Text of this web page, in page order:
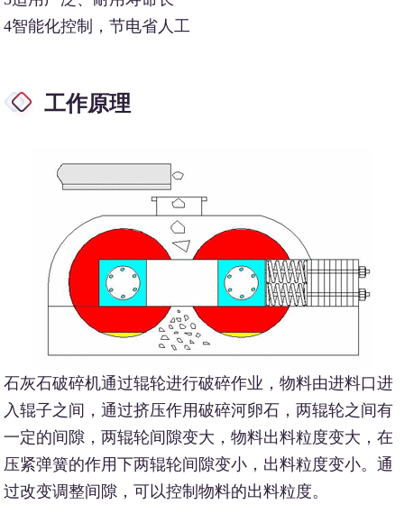
4智能化控制，节电省人工
工作原理
石灰石破碎机通过辊轮进行破碎作业，物料由进料口进
入辊子之间，通过挤压作用破碎河卵石，两辊轮之间有
一定的间隙，两辊轮间隙变大，物料出料粒度变大，在
压紧弹簧的作用下两辊轮间隙变小，出料粒度变小。通
过改变调整间隙，可以控制物料的出料粒度。